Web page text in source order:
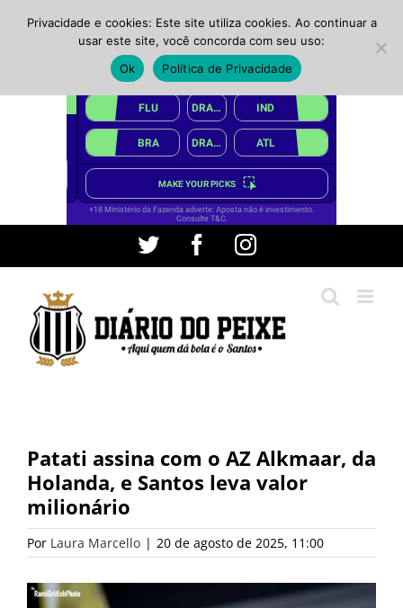
conteúdo
Twitter FacebookInstagram
Patati assina com o AZ Alkmaar, da
Holanda, e Santos leva valor
milionário
Por Laura Marcello | 20 de agosto de 2025, 11:00
Privacidade e cookies: Este site utiliza cookies. Ao continuar a
usar este site, você concorda com seu uso:
Ok
Política de Privacidade